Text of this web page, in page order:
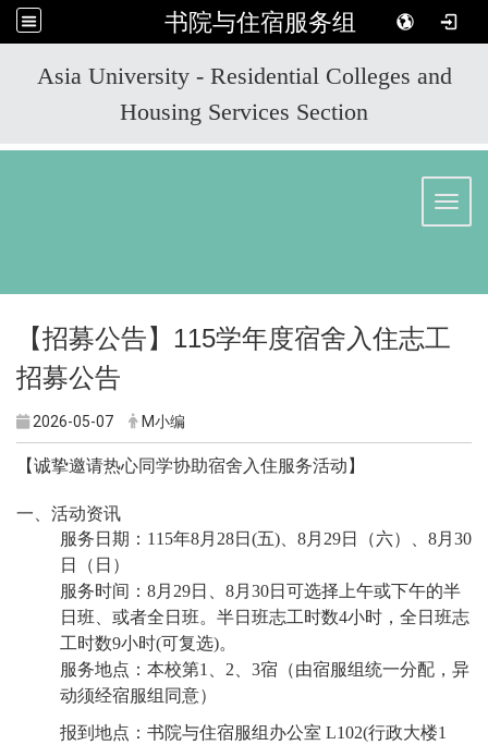
书院与住宿服务组
Asia University - Residential Colleges and
Housing Services Section
【招募公告】115学年度宿舍入住志工
招募公告
2026-05-07 M小编
【诚挚邀请热心同学协助宿舍入住服务活动】
一、活动资讯
服务日期： 115年8月 28日 (五) 8月 29日（六）、 8月 30
日（日）
服务时间： 8月 29日、 8月 30日可选择上午或下午的半
日班、或者全日班。半日班志工时数4小时，全日班志
工时数9小时(可复选)。
服务地点：本校第1 2 3宿（由宿服组统一分配，异
动须经宿服组同意）
报到地点：书院与住宿服组办公室 L102(行政大楼1